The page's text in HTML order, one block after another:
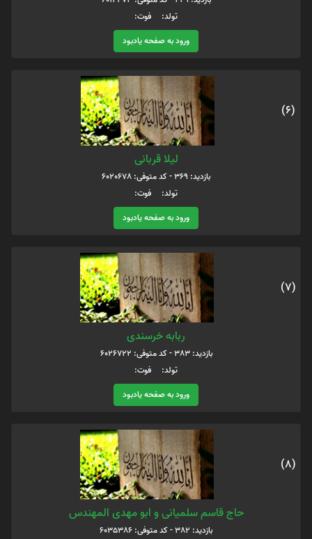
تولد: فوت:
ورود به صفحه یادبود
(6)
لیلا قربانی
بازدید: 369 - کد متوفی: 6020678
تولد: فوت:
ورود به صفحه یادبود
(7)
ربابه خرسندی
بازدید: 383 - کد متوفی: 6026722
تولد: فوت:
ورود به صفحه یادبود
(8)
حاج قاسم سلمیانی و ابو مهدی المهندس
بازدید: 382 - کد متوفی: 6035386